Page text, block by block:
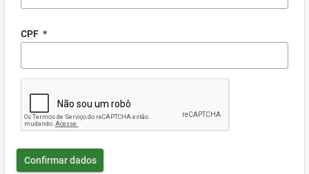
CPF *
Confirmar dados